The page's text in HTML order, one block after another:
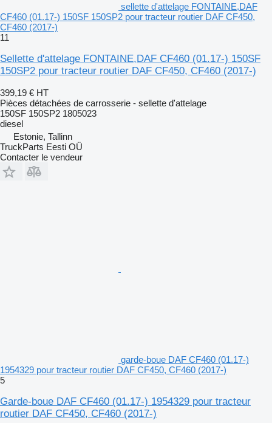
sellette d'attelage FONTAINE,DAF
CF460 (01.17-) 150SF 150SP2 pour tracteur routier DAF CF450,
CF460 (2017-)
11
Sellette d'attelage FONTAINE,DAF CF460 (01.17-) 150SF
150SP2 pour tracteur routier DAF CF450, CF460 (2017-)
399,19 € HT
Pièces détachées de carrosserie - sellette d'attelage
150SF 150SP2 1805023
diesel
Estonie, Tallinn
TruckParts Eesti OÜ
Contacter le vendeur
garde-boue DAF CF460 (01.17-)
1954329 pour tracteur routier DAF CF450, CF460 (2017-)
5
Garde-boue DAF CF460 (01.17-) 1954329 pour tracteur
routier DAF CF450, CF460 (2017-)